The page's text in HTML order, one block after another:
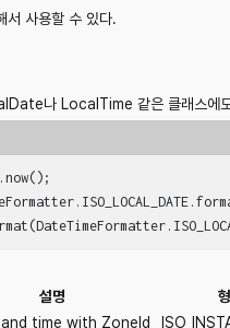
서 사용할 수 있다.
나 LocalTime 같은 클래스에
설명
time with Zoneld